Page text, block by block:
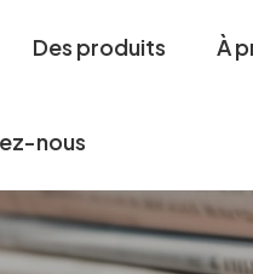
Des produits À
nous